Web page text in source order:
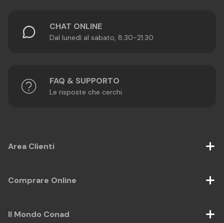
CHAT ONLINE
Dal lunedì al sabato, 8:30-21:30
FAQ & SUPPORTO
Le risposte che cerchi
Area Clienti
Comprare Online
Il Mondo Conad